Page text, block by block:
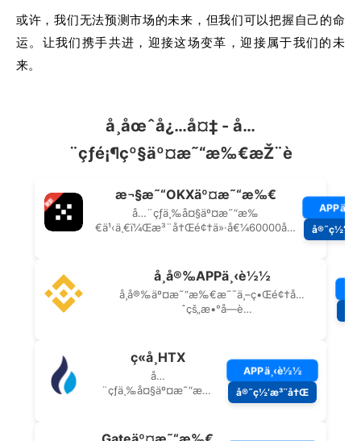
或许，我们无法预测市场的未来，但我们可以把握自己的命
运。让我们携手共进，迎接这场变革，迎接属于我们的未
来。